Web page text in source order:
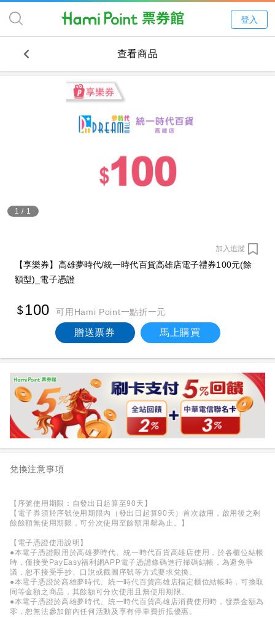
登入
查看商品
1 / 1
加入追蹤
【享樂券】高雄夢時代/統一時代百貨高雄店電子禮券100元(餘
額型)_電子憑證
100 可用Hami Point一點折一元
贈送票券 馬上購買
兌換注意事項
【序號使用期限：自發出日起算至90天】
【電子券須於序號使用期限內（發出日起算90天）首次啟用，啟用後之剩
餘餘額無使用期限，可分次使用至餘額用罄為止。】
【電子憑證使用說明】
●本電子憑證限用於高雄夢時代、統一時代百貨高雄店使用，於各櫃位結帳
時，僅接受PayEasy福利網APP電子憑證條碼進行掃碼結帳，為避免爭
議，恕不接受手抄、口說或截圖序號等方式要求兌換。
●本電子憑證於高雄夢時代、統一時代百貨高雄店指定櫃位結帳時，可換取
同等金額之商品，其餘額可分次使用且無使用期限。
●本電子憑證於高雄夢時代、統一時代百貨高雄店消費使用時，發票金額為
零，恕無法參加館內任何活動及享有停車費折抵優惠。